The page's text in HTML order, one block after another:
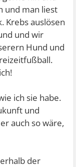
und man liest
Krebs auslösen
und wir
Hund und
ich sie habe.
und
auch so wäre,
der